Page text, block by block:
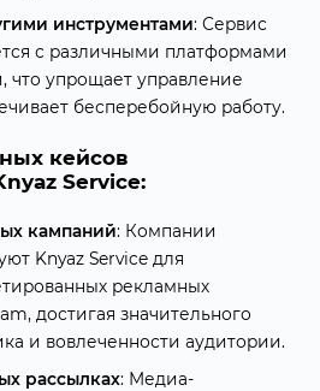
инструментами: Сервис
с различными платформами
что упрощает управление
бесперебойную работу.
кейсов
Service:
кампаний: Компании
Knyaz Service для
рекламных
достигая значительного
и вовлеченности аудитории.
рассылках: Медиа-